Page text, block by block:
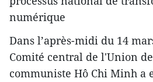
numérique
Dans l’après-midi du 14
Comité central de l'Union
communiste Hô Chi Minh a